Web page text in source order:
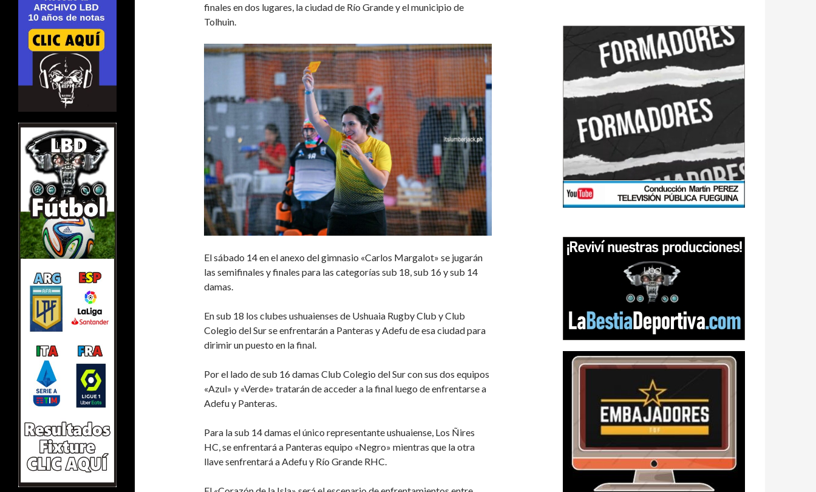
finales en dos lugares, la ciudad de Río Grande y el municipio de
Tolhuin.
El sábado 14 en el anexo del gimnasio «Carlos Margalot» se jugarán
las semifinales y finales para las categorías sub 18, sub 16 y sub 14
damas.
En sub 18 los clubes ushuaienses de Ushuaia Rugby Club y Club
Colegio del Sur se enfrentarán a Panteras y Adefu de esa ciudad para
dirimir un puesto en la final.
Por el lado de sub 16 damas Club Colegio del Sur con sus dos equipos
«Azul» y «Verde» tratarán de acceder a la final luego de enfrentarse a
Adefu y Panteras.
Para la sub 14 damas el único representante ushuaiense, Los Ñires
HC, se enfrentará a Panteras equipo «Negro» mientras que la otra
llave senfrentará a Adefu y Río Grande RHC.